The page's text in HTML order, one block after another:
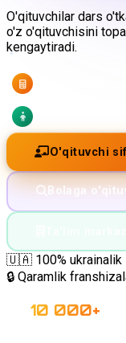
O'qituvchilar dars
o'z o'qituvchisini
kengaytiradi.
O'qituvchi
Bolaga
🇺🇦 100% ukrainalik
🔒 Qaramlik
10 000+